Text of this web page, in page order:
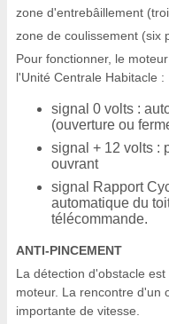
zone d'entrebâillement
zone de coulissement (six
Pour fonctionner, le
l'Unité Centrale Habitacle :
signal 0 volts :
(ouverture ou
signal + 12 volts :
ouvrant
signal Rapport
automatique du
télécommande.
ANTI-PINCEMENT
La détection d'obstacle
moteur. La rencontre d'un
importante de vitesse.